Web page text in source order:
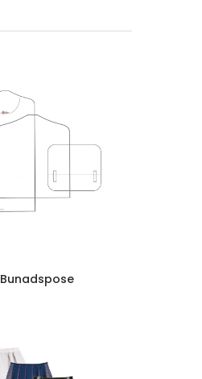
Bunadspose